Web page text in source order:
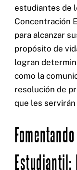
estudiantes de
Concentración
para alcanzar
propósito de
logran
como la
resolución de
que les
Estudiantil: